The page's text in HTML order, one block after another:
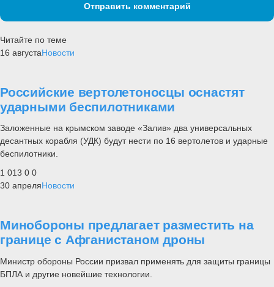
Отправить комментарий
Читайте по теме
16 августаНовости
Российские вертолетоносцы оснастят
ударными беспилотниками
Заложенные на крымском заводе «Залив» два универсальных
десантных корабля (УДК) будут нести по 16 вертолетов и ударные
беспилотники.
1 013 0 0
30 апреляНовости
Минобороны предлагает разместить на
границе с Афганистаном дроны
Министр обороны России призвал применять для защиты границы
БПЛА и другие новейшие технологии.